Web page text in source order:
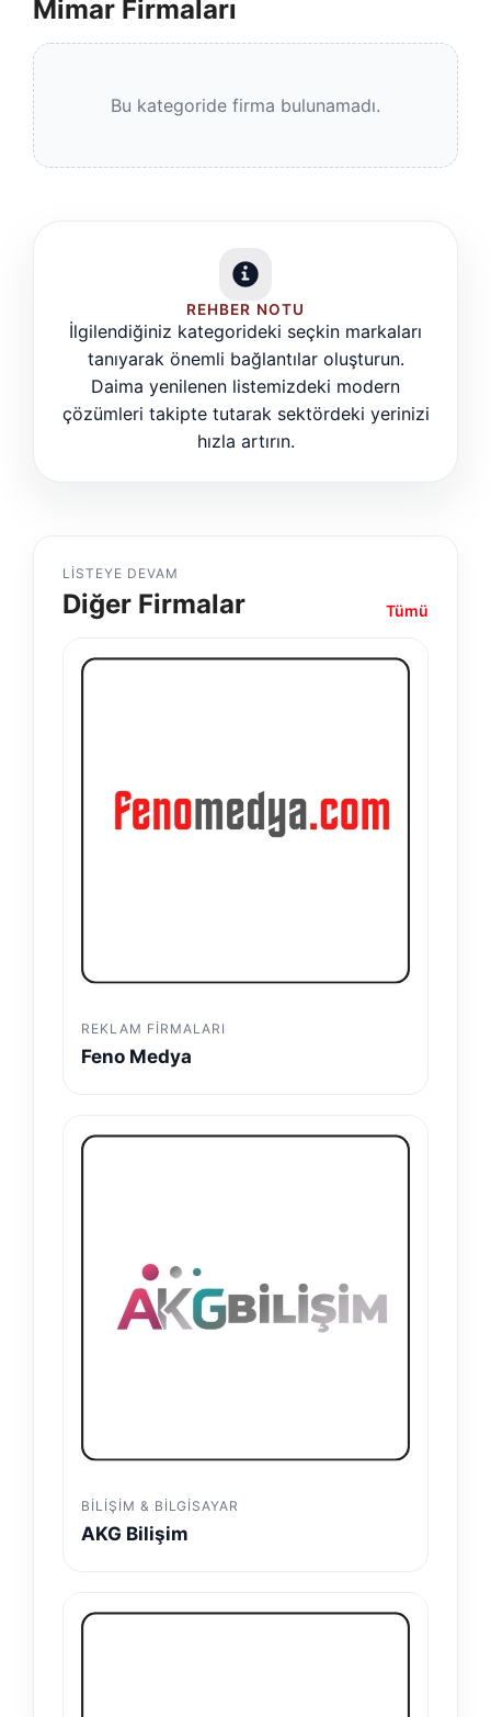
Mimar Firmaları
Bu kategoride firma bulunamadı.
REHBER NOTU
İlgilendiğiniz kategorideki seçkin markaları
tanıyarak önemli bağlantılar oluşturun.
Daima yenilenen listemizdeki modern
çözümleri takipte tutarak sektördeki yerinizi
hızla artırın.
LISTEYE DEVAM
Diğer Firmalar Tümü
REKLAM FIRMALARI
Feno Medya
BILIŞIM & BILGISAYAR
AKG Bilişim